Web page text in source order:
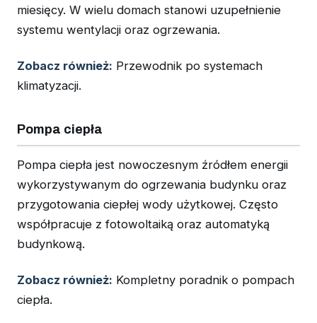
miesięcy. W wielu domach stanowi uzupełnienie
systemu wentylacji oraz ogrzewania.
Zobacz również: Przewodnik po systemach
klimatyzacji.
Pompa ciepła
Pompa ciepła jest nowoczesnym źródłem energii
wykorzystywanym do ogrzewania budynku oraz
przygotowania ciepłej wody użytkowej. Często
współpracuje z fotowoltaiką oraz automatyką
budynkową.
Zobacz również: Kompletny poradnik o pompach
ciepła.